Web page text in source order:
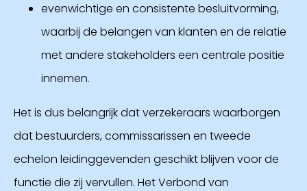
evenwichtige en consistente besluitvorming,
waarbij de belangen van klanten en de relatie
met andere stakeholders een centrale positie
innemen.
Het is dus belangrijk dat verzekeraars waarborgen
dat bestuurders, commissarissen en tweede
echelon leidinggevenden geschikt blijven voor de
functie die zij vervullen. Het Verbond van